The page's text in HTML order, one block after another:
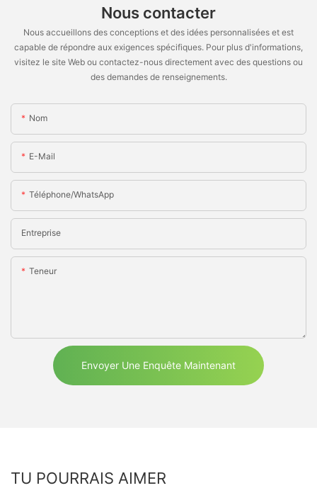
Nous contacter
Nous accueillons des conceptions et des idées personnalisées et est
capable de répondre aux exigences spécifiques. Pour plus d'informations,
visitez le site Web ou contactez-nous directement avec des questions ou
des demandes de renseignements.
Nom
E-Mail
Téléphone/WhatsApp
Entreprise
Teneur
Envoyer Une Enquête Maintenant
TU POURRAIS AIMER